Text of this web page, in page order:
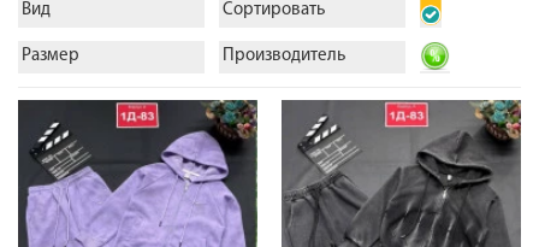
Вид Сортировать
Размер Производитель